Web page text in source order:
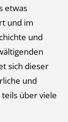
etwas
und im
und
sich dieser
und
über viele